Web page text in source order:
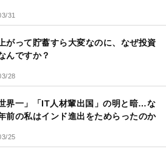
31
がって貯蓄すら大変なのに、なぜ投資
んですか？
28
世界一」「IT人材輩出国」の明と暗…な
前の私はインド進出をためらったのか
25